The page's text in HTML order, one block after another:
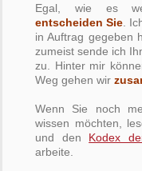
Egal, wie es
entscheiden Sie .
in Auftrag gegeben
zumeist sende ich
zu. Hinter mir
Weg gehen wir
Wenn Sie noch
wissen möchten,
und den Kodex
arbeite.